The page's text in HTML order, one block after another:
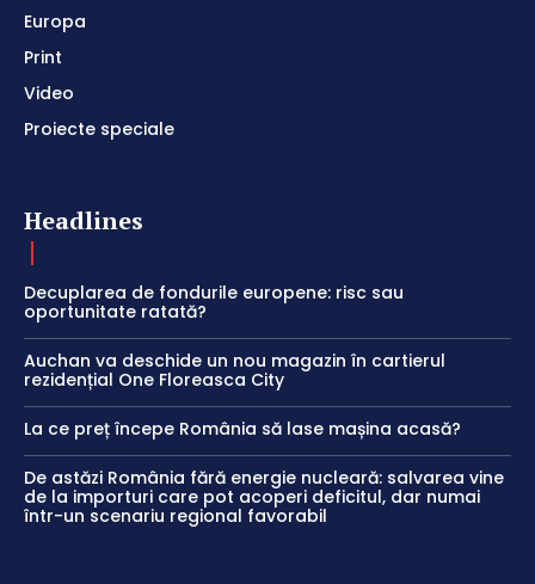
Europa
Print
Video
Proiecte speciale
Headlines
Decuplarea de fondurile europene: risc sau
oportunitate ratată?
Auchan va deschide un nou magazin în cartierul
rezidențial One Floreasca City
La ce preț începe România să lase mașina acasă?
De astăzi România fără energie nucleară: salvarea vine
de la importuri care pot acoperi deficitul, dar numai
într-un scenariu regional favorabil